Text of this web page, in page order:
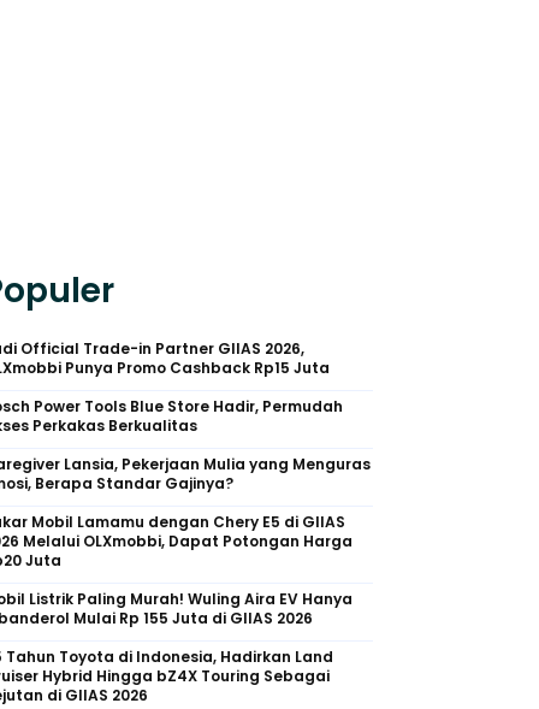
Official Trade-in Partner GIIAS 2026,
Punya Promo Cashback Rp15 Juta
Power Tools Blue Store Hadir, Permudah
Perkakas Berkualitas
Lansia, Pekerjaan Mulia yang Menguras
Berapa Standar Gajinya?
Mobil Lamamu dengan Chery E5 di GIIAS
Melalui OLXmobbi, Dapat Potongan Harga
Juta
Listrik Paling Murah! Wuling Aira EV Hanya
Mulai Rp 155 Juta di GIIAS 2026
Tahun Toyota di Indonesia, Hadirkan Land
Hybrid Hingga bZ4X Touring Sebagai
di GIIAS 2026